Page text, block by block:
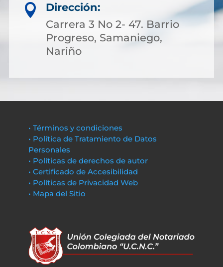

Dirección:
Carrera 3 No 2- 47. Barrio
Progreso, Samaniego,
Nariño
• Términos y condiciones
• Política de Tratamiento de Datos
Personales
• Políticas de derechos de autor
• Certificado de Accesibilidad
• Políticas de Privacidad Web
• Mapa del Sitio